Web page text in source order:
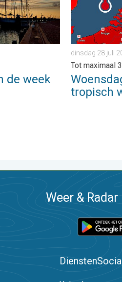
de week
dinsdag 28 juli
Tot maximaal
tropisch
Weer &
Diensten